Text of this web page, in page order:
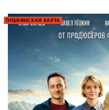
ПУШКИНСКАЯ КАРТА